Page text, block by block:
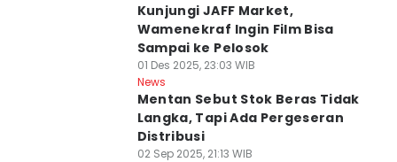
Kunjungi JAFF Market,
Wamenekraf Ingin Film Bisa
Sampai ke Pelosok
01 Des 2025, 23:03 WIB
News
Mentan Sebut Stok Beras Tidak
Langka, Tapi Ada Pergeseran
Distribusi
02 Sep 2025, 21:13 WIB